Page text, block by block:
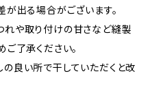
が出る場合がございます。
や取り付けの甘さなど縫製
了承ください。
良い所で干していただくと改